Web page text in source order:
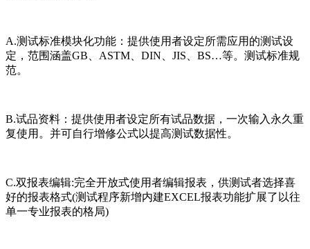
A.测试标准模块化功能：提供使用者设定所需应用的测试设
定，范围涵盖GB、ASTM、DIN、JIS、BS…等。测试标准规
范。
B.试品资料：提供使用者设定所有试品数据，一次输入永久重
复使用。并可自行增修公式以提高测试数据性。
C.双报表编辑:完全开放式使用者编辑报表，供测试者选择喜
好的报表格式(测试程序新增内建EXCEL报表功能扩展了以往
单一专业报表的格局)